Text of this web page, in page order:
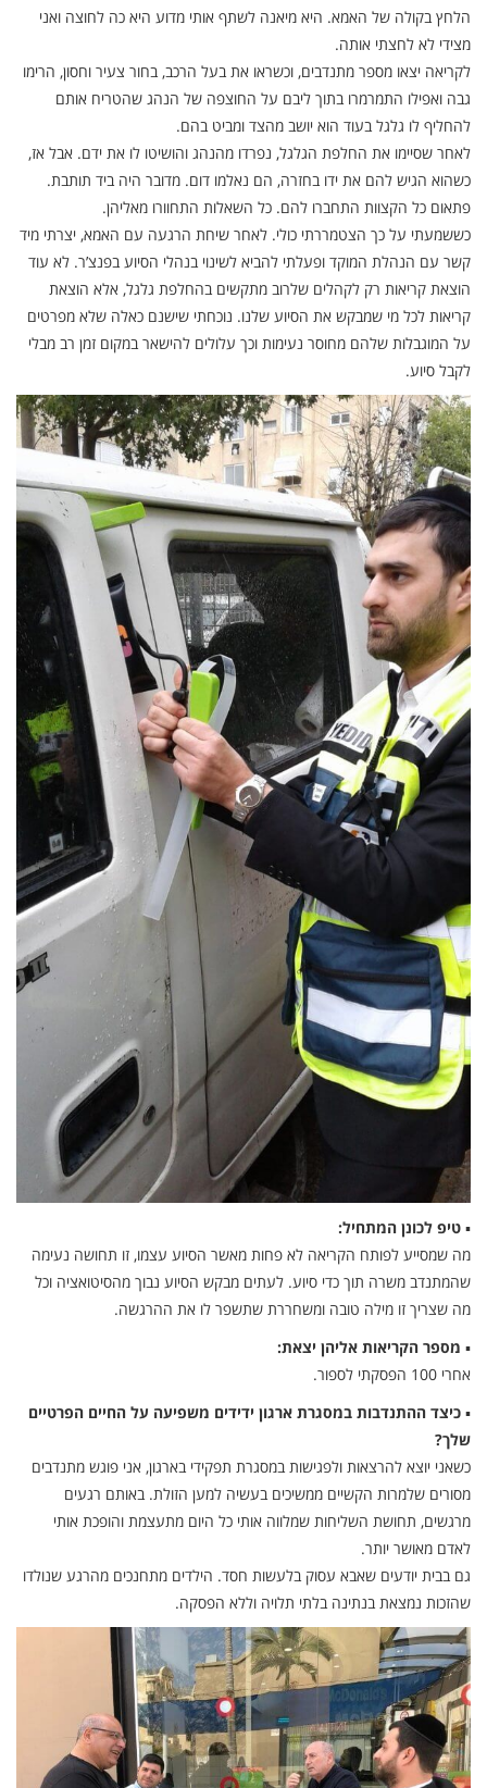
הלחץ בקולה של האמא. היא מיאנה לשתף אותי מדוע היא כה לחוצה ואני
מצידי לא לחצתי אותה.
לקריאה יצאו מספר מתנדבים, וכשראו את בעל הרכב, בחור צעיר וחסון, הרימו
גבה ואפילו התמרמרו בתוך ליבם על החוצפה של הנהג שהטריח אותם
להחליף לו גלגל בעוד הוא יושב מהצד ומביט בהם.
לאחר שסיימו את החלפת הגלגל, נפרדו מהנהג והושיטו לו את ידם. אבל אז,
כשהוא הגיש להם את ידו בחזרה, הם נאלמו דום. מדובר היה ביד תותבת.
פתאום כל הקצוות התחברו להם. כל השאלות התחוורו מאליהן.
כששמעתי על כך הצטמררתי כולי. לאחר שיחת הרגעה עם האמא, יצרתי מיד
קשר עם הנהלת המוקד ופעלתי להביא לשינוי בנהלי הסיוע בפנצ’ר. לא עוד
הוצאת קריאות רק לקהלים שלרוב מתקשים בהחלפת גלגל, אלא הוצאת
קריאות לכל מי שמבקש את הסיוע שלנו. נוכחתי שישנם כאלה שלא מפרטים
על המוגבלות שלהם מחוסר נעימות וכך עלולים להישאר במקום זמן רב מבלי
לקבל סיוע.
▪ טיפ לכונן המתחיל:
מה שמסייע לפותח הקריאה לא פחות מאשר הסיוע עצמו, זו תחושה נעימה
שהמתנדב משרה תוך כדי סיוע. לעתים מבקש הסיוע נבוך מהסיטואציה וכל
מה שצריך זו מילה טובה ומשחררת שתשפר לו את ההרגשה.
▪ מספר הקריאות אליהן יצאת:
אחרי 100 הפסקתי לספור.
▪ כיצד ההתנדבות במסגרת ארגון ידידים משפיעה על החיים הפרטיים
שלך?
כשאני יוצא להרצאות ולפגישות במסגרת תפקידי בארגון, אני פוגש מתנדבים
מסורים שלמרות הקשיים ממשיכים בעשיה למען הזולת. באותם רגעים
מרגשים, תחושת השליחות שמלווה אותי כל היום מתעצמת והופכת אותי
לאדם מאושר יותר.
גם בבית יודעים שאבא עסוק בלעשות חסד. הילדים מתחנכים מהרגע שנולדו
שהזכות נמצאת בנתינה בלתי תלויה וללא הפסקה.